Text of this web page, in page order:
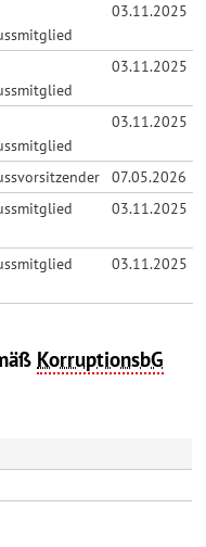
03.11.2025
03.11.2025
03.11.2025
07.05.2026
03.11.2025
03.11.2025
KorruptionsbG